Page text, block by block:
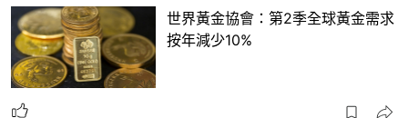
世界黃金協會：第2季全球黃金需求
按年減少10%